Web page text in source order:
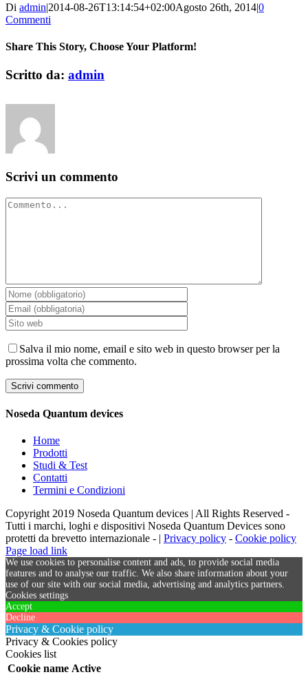
Di admin|2014-08-26T13:14:54+02:00Agosto 26th, 2014|0
Commenti
Share This Story, Choose Your Platform!
Facebook
X
Reddit
LinkedIn
WhatsApp
Tumblr
Pinterest
Vk
Email
Scritto da: admin
Scrivi un commento
Commento
Salva il mio nome, email e sito web in questo browser per la
prossima volta che commento.
Noseda Quantum devices
Home
Prodotti
Studi & Test
Contatti
Termini e Condizioni
Copyright 2019 Noseda Quantum devices | All Rights Reserved -
Tutti i marchi, loghi e dispositivi Noseda Quantum Devices sono
protetti da brevetto internazionale - | Privacy policy - Cookie policy
Page load link
We use cookies to personalise content and ads, to provide social media
features and to analyse our traffic. We also share information about your
use of our site with our social media, advertising and analytics partners.
Cookies settings
Accept
Decline
Privacy & Cookie policy
Privacy & Cookies policy
Cookies list
Cookie name Active